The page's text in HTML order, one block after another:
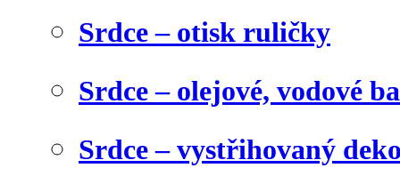
Srdce – otisk ruličky
Srdce – olejové, vodové
Srdce – vystřihovaný